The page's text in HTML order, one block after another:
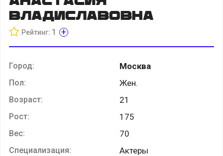
Владиславовна
Рейтинг: 1 +
Город: Москва
Пол: Жен.
Возраст: 21
Рост: 175
Вес: 70
Специализация: Актеры